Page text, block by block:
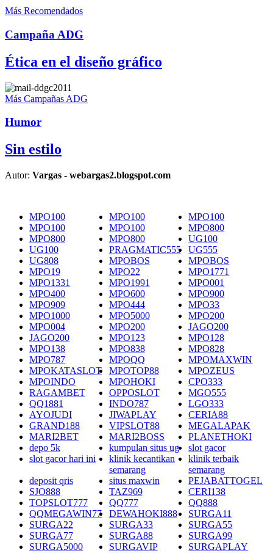
Más Recomendados
Campaña ADG
Ética en el diseño gráfico
Más Campañas ADG
Humor
Sin estilo
Autor: Vargas - webargas2.blogspot.com
MPO100 MPO100
MPO100
MPO100
MPO100
MPO800
MPO800
MPO800
UG100
UG100
PRAGMATIC555
UG555
UG808
MPOBOS
MPOBOS
MPO19
MPO22
MPO1771
MPO1331
MPO1991
MPO001
MPO400
MPO600
MPO900
MPO909
MPO444
MPO33
MPO1000
MPO5000
MPO200
MPO004
MPO200
JAGO200
JAGO200
MPO123
MPO128
MPO138
MPO838
MPO828
MPO787
MPOQQ
MPOMAXWIN
MPOKATASLOT
MPOTOP88
MPOZEUS
MPOINDO
MPOHOKI
CPO333
RAGAMBET
OPPOSLOT
MGO555
QQ1881
INDO787
LGO333
AYOJUDI
JIWAPLAY
CERIA88
GRAND188
VIPSLOT88
MEGALAPAK
MARI2BET
MARI2BOSS
PLANETHOKI
depo 5k
kumpulan situs ug
slot gacor
slot gacor hari ini
klinik kecantikan
semarang
klinik terbaik
semarang
deposit qris
situs maxwin
PEJABATTOGEL
SJO888
TAZ969
CERI138
TOPSLOT777
QQ777
QQ888
QQMEGAWIN77
DEWAHOKI888
SURGA11
SURGA22
SURGA33
SURGA55
SURGA77
SURGA88
SURGA99
SURGA5000
SURGAVIP
SURGAPLAY